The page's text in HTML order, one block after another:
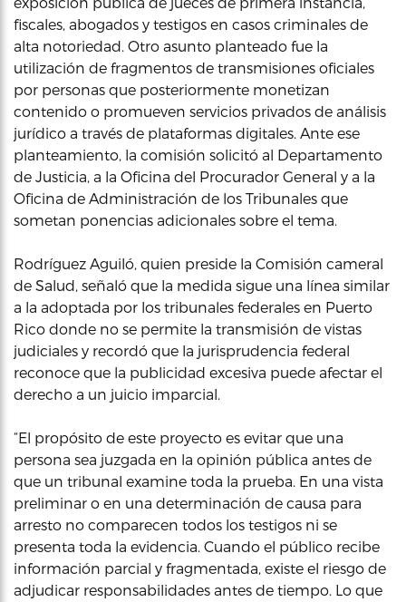
fiscales, abogados y testigos en casos criminales de
alta notoriedad. Otro asunto planteado fue la
utilización de fragmentos de transmisiones oficiales
por personas que posteriormente monetizan
contenido o promueven servicios privados de análisis
jurídico a través de plataformas digitales. Ante ese
planteamiento, la comisión solicitó al Departamento
de Justicia, a la Oficina del Procurador General y a la
Oficina de Administración de los Tribunales que
sometan ponencias adicionales sobre el tema.
Rodríguez Aguiló, quien preside la Comisión cameral
de Salud, señaló que la medida sigue una línea similar
a la adoptada por los tribunales federales en Puerto
Rico donde no se permite la transmisión de vistas
judiciales y recordó que la jurisprudencia federal
reconoce que la publicidad excesiva puede afectar el
derecho a un juicio imparcial.
“El propósito de este proyecto es evitar que una
persona sea juzgada en la opinión pública antes de
que un tribunal examine toda la prueba. En una vista
preliminar o en una determinación de causa para
arresto no comparecen todos los testigos ni se
presenta toda la evidencia. Cuando el público recibe
información parcial y fragmentada, existe el riesgo de
adjudicar responsabilidades antes de tiempo. Lo que